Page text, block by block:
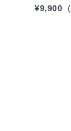
¥9,900